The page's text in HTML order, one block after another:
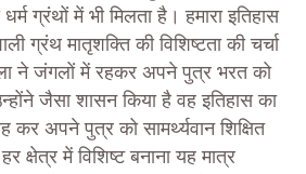
ग्रंथों में भी मिलता है। हमारा इतिहास
ग्रंथ मातृशक्ति की विशिष्टता की चर्चा
ने जंगलों में रहकर अपने पुत्र भरत को
जैसा शासन किया है वह इतिहास का
अपने पुत्र को सामर्थ्यवान शिक्षित
हर क्षेत्र में विशिष्ट बनाना यह मात्र